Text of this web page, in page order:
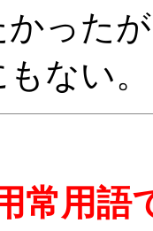
った
ない。
常用語